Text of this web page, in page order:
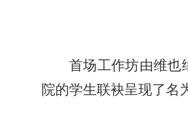
首场工作坊由维也
院的学生联袂呈现了名